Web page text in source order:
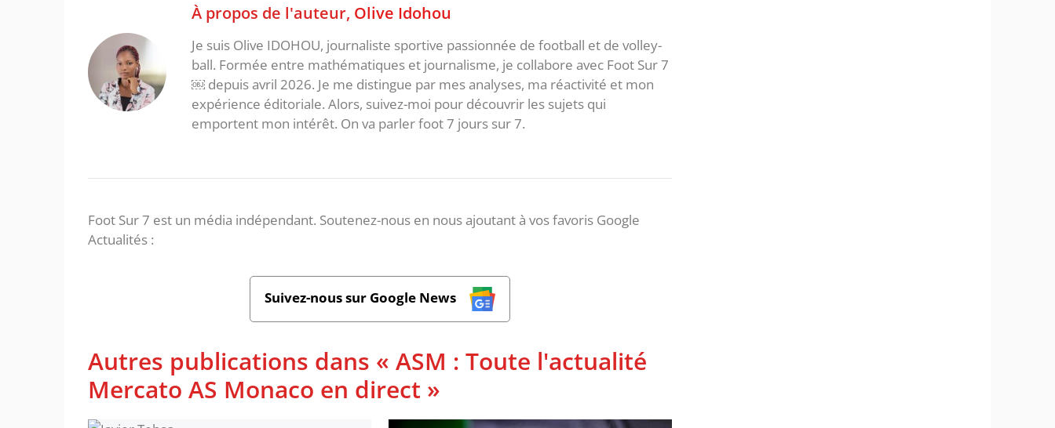
À propos de l'auteur, Olive Idohou
Je suis Olive IDOHOU, journaliste sportive passionnée de football et de volley-
ball. Formée entre mathématiques et journalisme, je collabore avec Foot Sur 7
￼ depuis avril 2026. Je me distingue par mes analyses, ma réactivité et mon
expérience éditoriale. Alors, suivez-moi pour découvrir les sujets qui
emportent mon intérêt. On va parler foot 7 jours sur 7.
Foot Sur 7 est un média indépendant. Soutenez-nous en nous ajoutant à vos favoris Google
Actualités :
Suivez-nous sur Google News
Autres publications dans « ASM : Toute l'actualité
Mercato AS Monaco en direct »